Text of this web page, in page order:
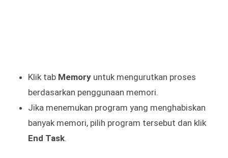
Klik tab Memory untuk mengurutkan proses
berdasarkan penggunaan memori.
Jika menemukan program yang menghabiskan
banyak memori, pilih program tersebut dan klik
End Task.